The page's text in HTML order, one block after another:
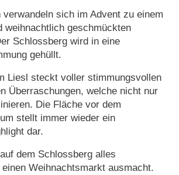
verwandeln sich im Advent zu einem
weihnachtlich geschmückten
Schlossberg wird in eine
gehüllt.
Liesl steckt voller stimmungsvollen
Überraschungen, welche nicht nur
Die Fläche vor dem
stellt immer wieder ein
dar.
dem Schlossberg alles
Weihnachtsmarkt ausmacht.